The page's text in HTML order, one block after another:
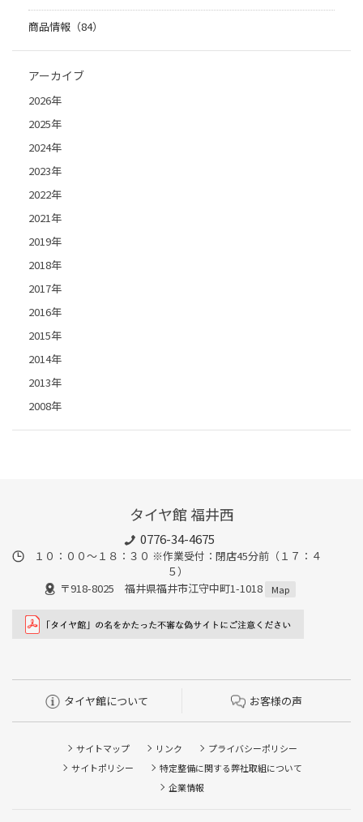
商品情報（84）
アーカイブ
2026年
2025年
2024年
2023年
2022年
2021年
2019年
2018年
2017年
2016年
2015年
2014年
2013年
2008年
タイヤ館 福井西
0776-34-4675
１０：００～１８：３０ ※作業受付：閉店45分前（１７：４
５）
〒918-8025 福井県福井市江守中町1-1018
Map
タイヤ館について お客様の声
サイトマップ リンク
プライバシーポリシー
サイトポリシー
特定整備に関する弊社取組について
企業情報